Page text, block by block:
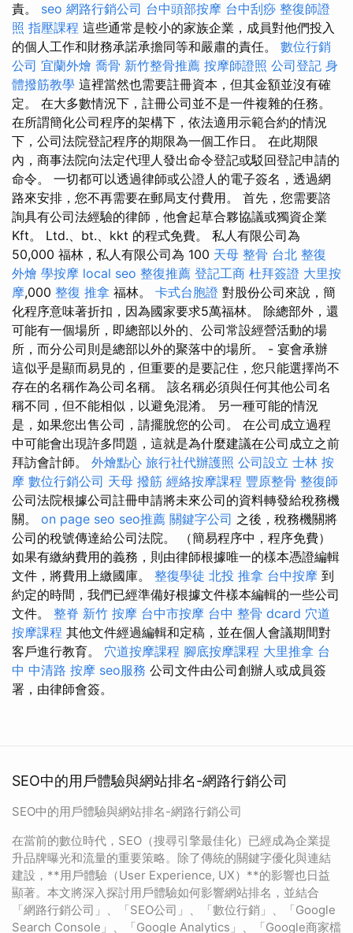
責。 seo 網路行銷公司 台中頭部按摩 台中刮痧 整復師證
照 指壓課程 這些通常是較小的家族企業，成員對他們投入
的個人工作和財務承諾承擔同等和嚴肅的責任。 數位行銷
公司 宜蘭外燴 喬骨 新竹整骨推薦 按摩師證照 公司登記 身
體撥筋教學 這裡當然也需要註冊資本，但其金額並沒有確
定。 在大多數情況下，註冊公司並不是一件複雜的任務。
在所謂簡化公司程序的架構下，依法適用示範合約的情況
下，公司法院登記程序的期限為一個工作日。 在此期限
內，商事法院向法定代理人發出命令登記或駁回登記申請的
命令。 一切都可以透過律師或公證人的電子簽名，透過網
路來安排，您不再需要在郵局支付費用。 首先，您需要諮
詢具有公司法經驗的律師，他會起草合夥協議或獨資企業
Kft。 Ltd.、bt.、kkt 的程式免費。 私人有限公司為
50,000 福林，私人有限公司為 100 天母 整骨 台北 整復
外燴 學按摩 local seo 整復推薦 登記工商 杜拜簽證 大里按
摩,000 整復 推拿 福林。 卡式台胞證 對股份公司來說，簡
化程序意味著折扣，因為國家要求5萬福林。 除總部外，還
可能有一個場所，即總部以外的、公司常設經營活動的場
所，而分公司則是總部以外的聚落中的場所。 - 宴會承辦
這似乎是顯而易見的，但重要的是要記住，您只能選擇尚不
存在的名稱作為公司名稱。 該名稱必須與任何其他公司名
稱不同，但不能相似，以避免混淆。 另一種可能的情況
是，如果您出售公司，請擺脫您的公司。 在公司成立過程
中可能會出現許多問題，這就是為什麼建議在公司成立之前
拜訪會計師。 外燴點心 旅行社代辦護照 公司設立 士林 按
摩 數位行銷公司 天母 撥筋 經絡按摩課程 豐原整骨 整復師
公司法院根據公司註冊申請將未來公司的資料轉發給稅務機
關。 on page seo seo推薦 關鍵字公司 之後，稅務機關將
公司的稅號傳達給公司法院。 （簡易程序中，程序免費）
如果有繳納費用的義務，則由律師根據唯一的樣本憑證編輯
文件，將費用上繳國庫。 整復學徒 北投 推拿 台中按摩 到
約定的時間，我們已經準備好根據文件樣本編輯的一些公司
文件。 整脊 新竹 按摩 台中市按摩 台中 整骨 dcard 穴道
按摩課程 其他文件經過編輯和定稿，並在個人會議期間對
客戶進行教育。 穴道按摩課程 腳底按摩課程 大里推拿 台
中 中清路 按摩 seo服務 公司文件由公司創辦人或成員簽
署，由律師會簽。
SEO中的用戶體驗與網站排名-網路行銷公司
SEO中的用戶體驗與網站排名-網路行銷公司
在當前的數位時代，SEO（搜尋引擎最佳化）已經成為企業提
升品牌曝光和流量的重要策略。除了傳統的關鍵字優化與連結
建設，**用戶體驗（User Experience, UX）**的影響也日益
顯著。本文將深入探討用戶體驗如何影響網站排名，並結合
「網路行銷公司」、「SEO公司」、「數位行銷」、「Google
Search Console」、「Google Analytics」、「Google商家檔